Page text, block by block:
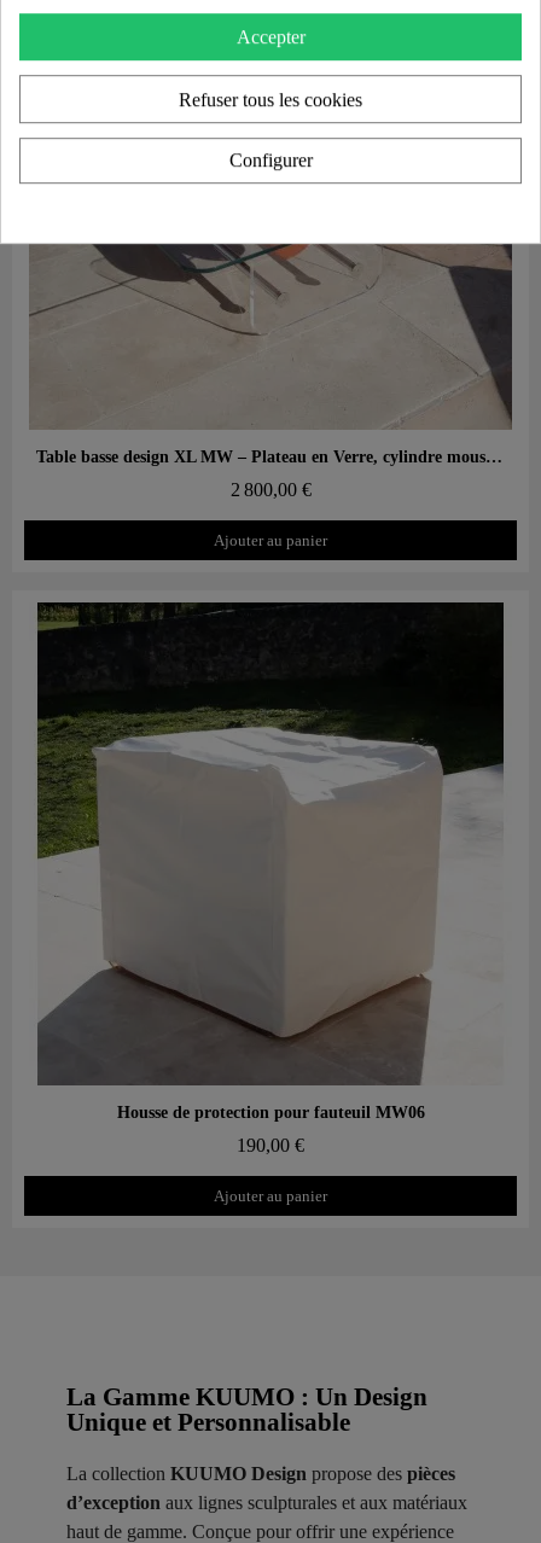
Aperçu rapide Table basse design XL MW – Plateau en Verre, cylindre mousse alvéolaire
2 800,00 €
Ajouter au panier
Aperçu rapide
Housse de protection pour fauteuil MW06
190,00 €
Ajouter au panier
La Gamme KUUMO : Un Design
Unique et Personnalisable
La collection KUUMO Design propose des pièces
d’exception aux lignes sculpturales et aux matériaux
haut de gamme. Conçue pour offrir une expérience
Accepter
Refuser tous les cookies
Configurer